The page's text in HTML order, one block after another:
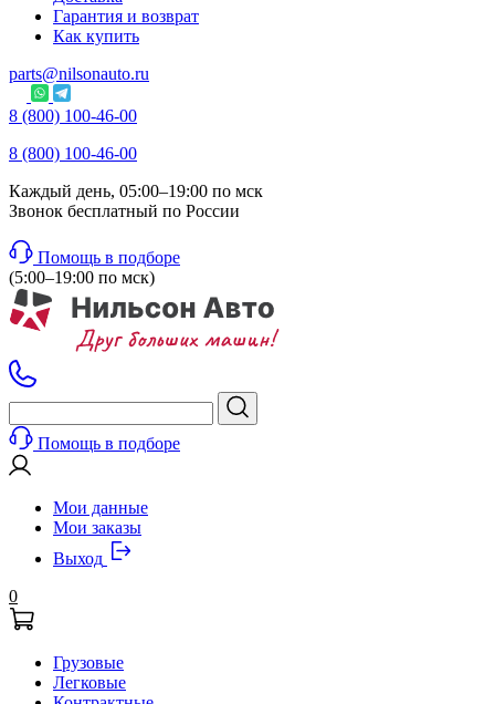
Гарантия и возврат
Как купить
parts@nilsonauto.ru
8 (800) 100-46-00
8 (800) 100-46-00
Каждый день, 05:00–19:00 по мск
Звонок бесплатный по России
Помощь в подборе
(5:00–19:00 по мск)
Помощь в подборе
Мои данные
Мои заказы
Выход
0
Грузовые
Легковые